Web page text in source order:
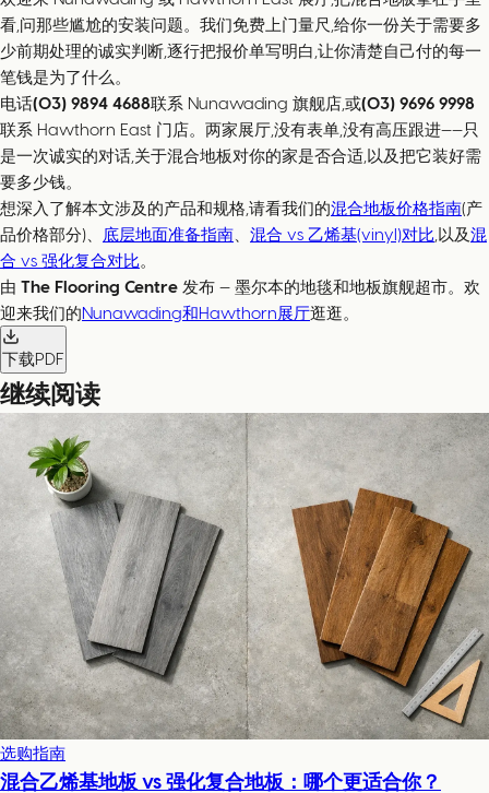
看,问那些尴尬的安装问题。我们免费上门量尺,给你一份关于需要多
少前期处理的诚实判断,逐行把报价单写明白,让你清楚自己付的每一
笔钱是为了什么。
电话(03) 9894 4688联系 Nunawading 旗舰店,或(03) 9696 9998
联系 Hawthorn East 门店。两家展厅,没有表单,没有高压跟进——只
是一次诚实的对话,关于混合地板对你的家是否合适,以及把它装好需
要多少钱。
想深入了解本文涉及的产品和规格,请看我们的混合地板价格指南(产
品价格部分)、
底层地面准备指南 混合 vs 乙烯基(vinyl)对比 ,以及混
合 vs 强化复合对比。
由 The Flooring Centre 发布 — 墨尔本的地毯和地板旗舰超市。欢
迎来我们的Nunawading和Hawthorn展厅逛逛。
下载PDF
继续阅读
选购指南
混合乙烯基地板 vs 强化复合地板：哪个更适合你？